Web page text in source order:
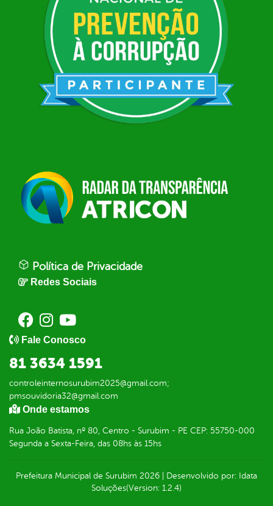
Política de Privacidade
Redes Sociais
Fale Conosco
81 3634 1591
controleinternosurubim2025@gmail.com;
pmsouvidoria32@gmail.com
Onde estamos
Rua João Batista, nº 80, Centro - Surubim - PE CEP: 55750-000
Segunda a Sexta-Feira, das 08hs às 15hs
Prefeitura Municipal de Surubim 2026 Desenvolvido por: Idata
Soluções(Version: 1.2.4)